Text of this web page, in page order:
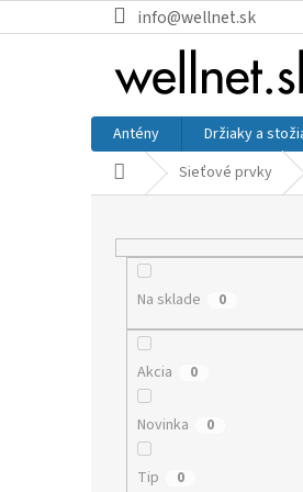
info@wellnet.sk
Antény Držiaky a
DomovSieťové prvky
Na sklade 0
Akcia 0
Novinka 0
Tip 0